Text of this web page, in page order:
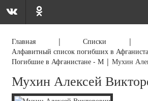
Главная |Списки
Алфавитный список погибших в
Погибшие в Афганистане - М |Мухин
Мухин Алексей